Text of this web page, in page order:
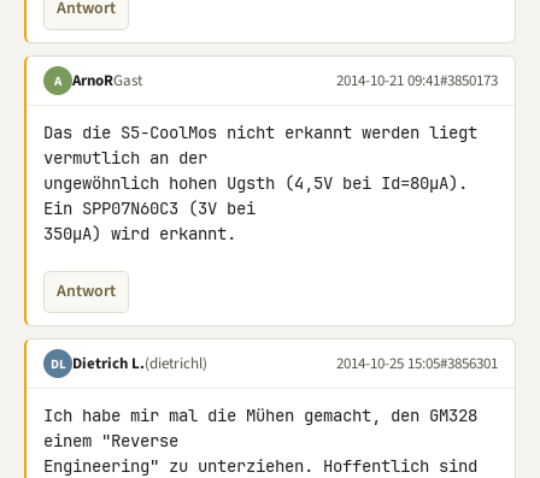
Antwort
A ArnoRGast 2014-10-21 09:41#3850173
Das die S5-CoolMos nicht erkannt werden liegt
vermutlich an der
ungewöhnlich hohen Ugsth (4,5V bei Id=80µA).
Ein SPP07N60C3 (3V bei
350µA) wird erkannt.
Antwort
DL Dietrich L.(dietrichl) 2014-10-25 15:05#3856301
Ich habe mir mal die Mühen gemacht, den GM328
einem "Reverse
Engineering" zu unterziehen. Hoffentlich sind